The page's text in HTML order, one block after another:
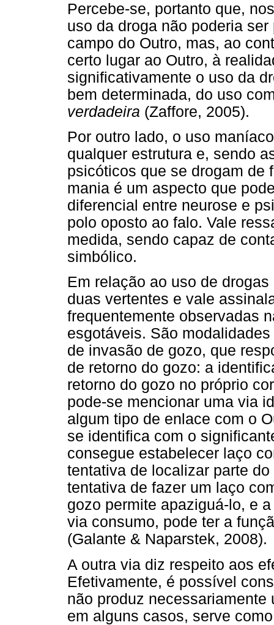
Percebe-se, portanto que,
uso da droga não poderia
campo do Outro, mas, ao
certo lugar ao Outro, à
significativamente o uso da
bem determinada, do uso
verdadeira (Zaffore, 2005).
Por outro lado, o uso
qualquer estrutura e, sendo
psicóticos que se drogam de
mania é um aspecto que
diferencial entre neurose e
polo oposto ao falo. Vale
medida, sendo capaz de
simbólico.
Em relação ao uso de
duas vertentes e vale
frequentemente observadas
esgotáveis. São
de invasão de gozo, que
de retorno do gozo: a
retorno do gozo no próprio
pode-se mencionar uma via
algum tipo de enlace com o
se identifica com o
consegue estabelecer laço
tentativa de localizar parte
tentativa de fazer um laço
gozo permite apaziguá-lo, e
via consumo, pode ter a
(Galante & Naparstek, 2008).
A outra via diz respeito aos
Efetivamente, é possível
não produz
em alguns casos, serve